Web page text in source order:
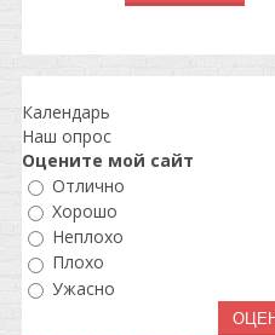
Календарь
Наш опрос
Оцените мой сайт
Отлично
Хорошо
Неплохо
Плохо
Ужасно